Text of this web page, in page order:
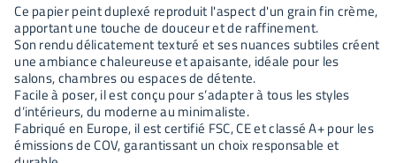
Ce papier peint duplexé reproduit l'aspect d'un grain fin crème,
apportant une touche de douceur et de raffinement.
Son rendu délicatement texturé et ses nuances subtiles créent
une ambiance chaleureuse et apaisante, idéale pour les
salons, chambres ou espaces de détente.
Facile à poser, il est conçu pour s’adapter à tous les styles
d’intérieurs, du moderne au minimaliste.
Fabriqué en Europe, il est certifié FSC, CE et classé A+ pour les
émissions de COV, garantissant un choix responsable et